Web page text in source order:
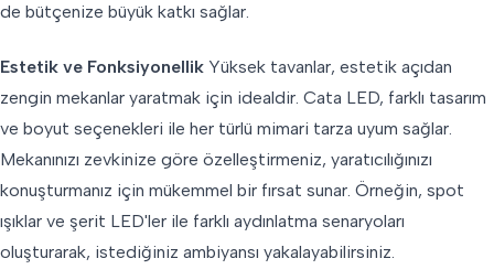
de bütçenize büyük katkı sağlar.
Estetik ve Fonksiyonellik Yüksek tavanlar, estetik açıdan
zengin mekanlar yaratmak için idealdir. Cata LED, farklı tasarım
ve boyut seçenekleri ile her türlü mimari tarza uyum sağlar.
Mekanınızı zevkinize göre özelleştirmeniz, yaratıcılığınızı
konuşturmanız için mükemmel bir fırsat sunar. Örneğin, spot
ışıklar ve şerit LED'ler ile farklı aydınlatma senaryoları
oluşturarak, istediğiniz ambiyansı yakalayabilirsiniz.